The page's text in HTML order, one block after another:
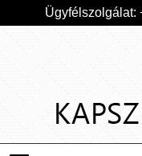
Ügyfélszolgálat: